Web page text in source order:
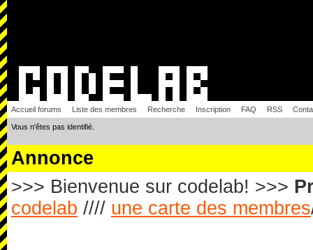
Accueil forums Liste des membres Recherche Inscription FAQ RSS
Vous n'êtes pas identifié.
Annonce
>>> Bienvenue sur codelab! >>>
codelab //// une carte des membres